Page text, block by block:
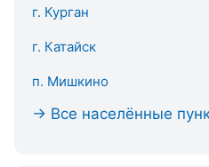
г. Курган
г. Катайск
п. Мишкино
→ Все населённые